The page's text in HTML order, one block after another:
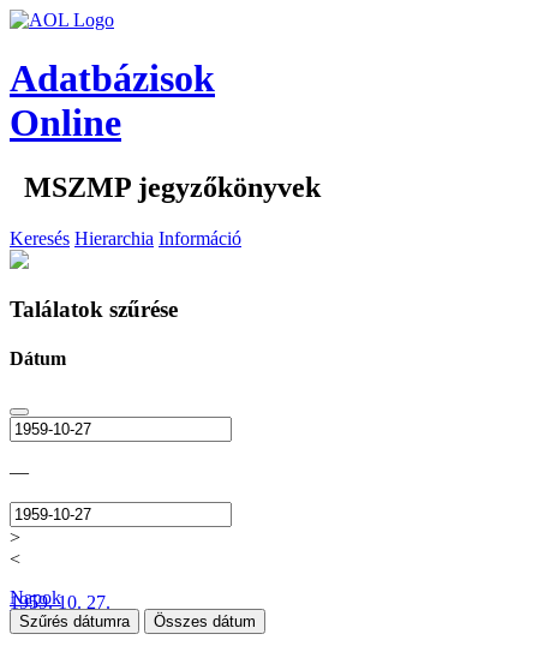
Adatbázisok
Online
MSZMP jegyzőkönyvek
Keresés Hierarchia Információ
Találatok szűrése
Dátum
—
>
<
1959. 10. 27.
Napok
Szűrés dátumra Összes dátum